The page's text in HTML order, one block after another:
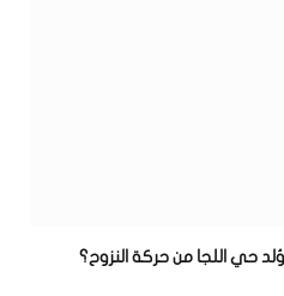
حي اللجا من حركة النزوح؟